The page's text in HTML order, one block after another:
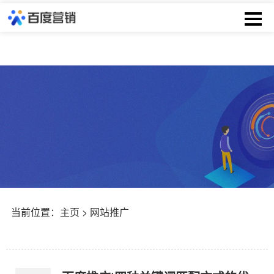
当前位置： 主页 > 网站推广